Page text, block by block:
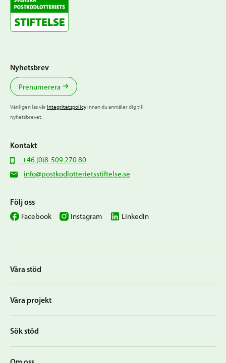
Våra stöd
Våra projekt
Sök stöd
Nyhetsbrev
Prenumerera
Vänligen läs vårIntegritetspolicyinnan du anmäler dig till
nyhetsbrevet.
Kontakt
+46 (0)8-509 270 80
info@postkodlotterietsstiftelse.se
Följ oss
Facebook Instagram LinkedIn